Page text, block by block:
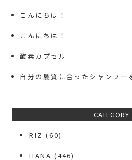
こんにちは！
こんにちは！
酸素カプセル
自分の髪質に合ったシャンプー
CATEGORY
RIZ (60)
HANA (446)